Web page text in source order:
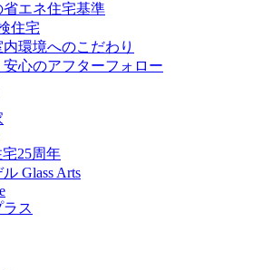
省エネ住宅基準
住宅
環境へのこだわり
心のアフターフォロー
宅25周年
Glass Arts
ス